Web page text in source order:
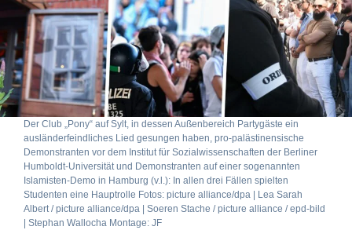
Der Club „Pony“ auf Sylt, in dessen Außenbereich Partygäste ein
ausländerfeindliches Lied gesungen haben, pro-palästinensische
Demonstranten vor dem Institut für Sozialwissenschaften der Berliner
Humboldt-Universität und Demonstranten auf einer sogenannten
Islamisten-Demo in Hamburg (v.l.): In allen drei Fällen spielten
Studenten eine Hauptrolle Fotos: picture alliance/dpa | Lea Sarah
Albert / picture alliance/dpa | Soeren Stache / picture alliance / epd-bild
| Stephan Wallocha Montage: JF